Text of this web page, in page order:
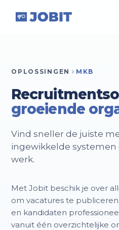
OPLOSSINGEN MKB
groeiende
Vind sneller de juiste
ingewikkelde
werk.
Met Jobit beschik je over
om vacatures te
en kandidaten
vanuit één overzichtelijke